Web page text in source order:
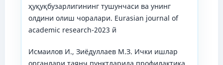
ҳуқуқбузарлигининг тушунчаси ва унинг
олдини олиш чоралари. Eurasian journal of
academic research-2023 й
Исмаилов И., Зиёдуллаев М.З. Ички ишлар